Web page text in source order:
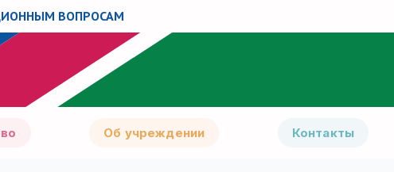
ВОПРОСАМ
Об учреждении Контакты